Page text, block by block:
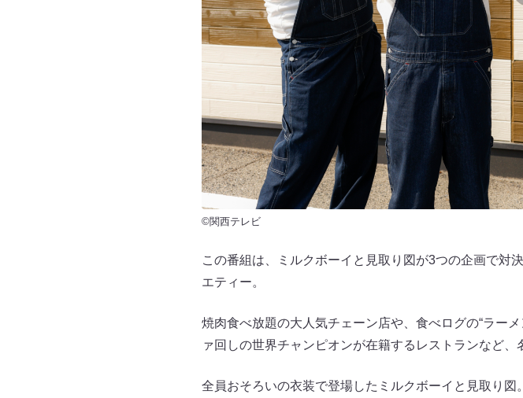
©関西テレビ
この番組は、ミルクボーイと見取り図が3つの企画で対
エティー。
焼肉食べ放題の大人気チェーン店や、食べログの“ラー
ァ回しの世界チャンピオンが在籍するレストランなど
全員おそろいの衣装で登場したミルクボーイと見取り